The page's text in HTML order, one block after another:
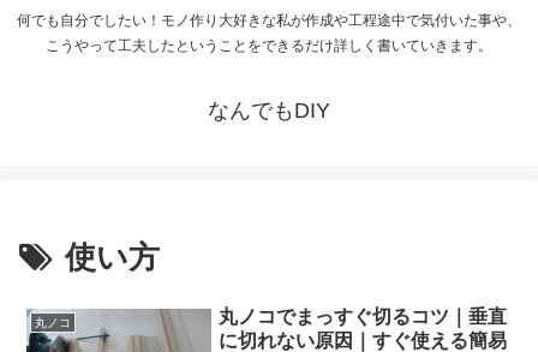
何でも自分でしたい！モノ作り大好きな私が作成や工程途中で気付いた事や、
こうやって工夫したということをできるだけ詳しく書いていきます。
なんでもDIY
使い方
丸ノコ
丸ノコでまっすぐ切るコツ｜垂直
に切れない原因｜すぐ使える簡易